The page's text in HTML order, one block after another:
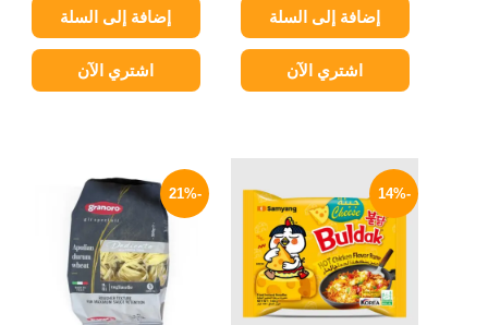
إضافة إلى السلة
اشتري الآن
إضافة إلى السلة
اشتري الآن
-14%
هو:
150 EGP.
هو:
129 EGP.
-21%
الأصلي
هو:
الحالي
هو:
119 EGP.